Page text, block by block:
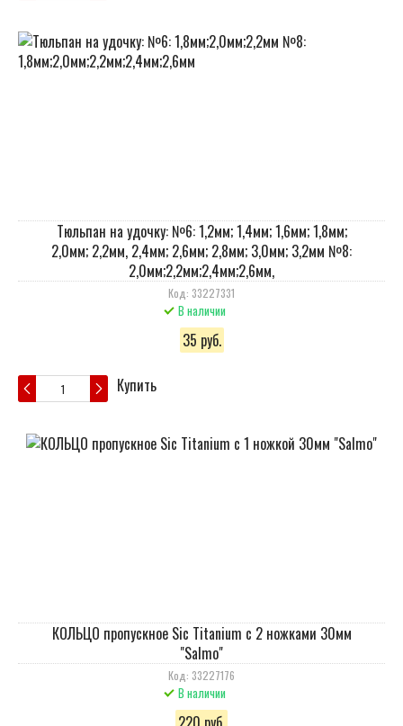
Тюльпан на удочку: №6: 1,2мм; 1,4мм; 1,6мм; 1,8мм;
2,0мм; 2,2мм, 2,4мм; 2,6мм; 2,8мм; 3,0мм; 3,2мм №8:
2,0мм;2,2мм;2,4мм;2,6мм,
Код: 33227331
В наличии
35 руб.
Купить
КОЛЬЦО пропускное Sic Titanium с 2 ножками 30мм
"Salmo"
Код: 33227176
В наличии